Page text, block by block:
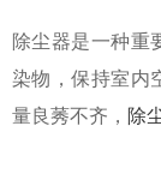
除尘器是一种重
染物，保持室内
量良莠不齐， 除